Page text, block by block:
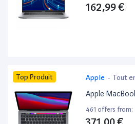
162,99 €
Top Produit Apple - Tout
Apple
461 offers from: